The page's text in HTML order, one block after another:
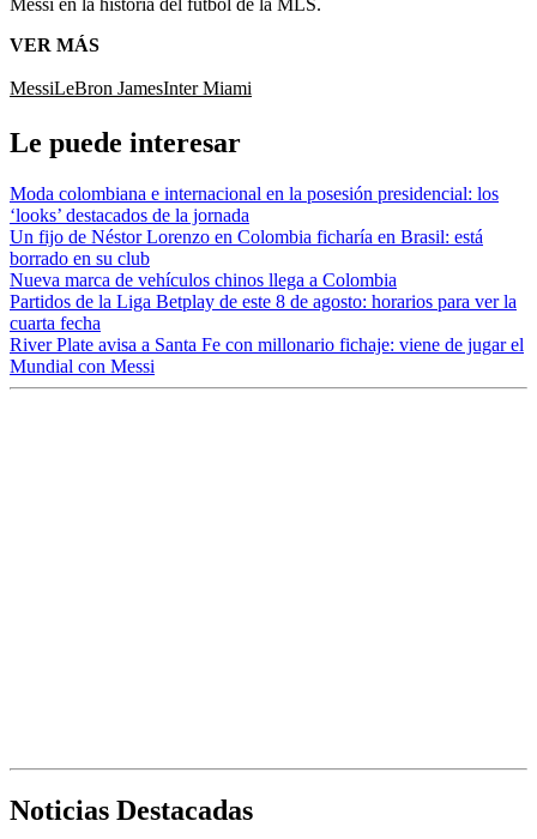
Messi en la historia del fútbol de la MLS.
VER MÁS
MessiLeBron JamesInter Miami
Le puede interesar
Moda colombiana e internacional en la posesión presidencial: los
‘looks’ destacados de la jornada
Un fijo de Néstor Lorenzo en Colombia ficharía en Brasil: está
borrado en su club
Nueva marca de vehículos chinos llega a Colombia
Partidos de la Liga Betplay de este 8 de agosto: horarios para ver la
cuarta fecha
River Plate avisa a Santa Fe con millonario fichaje: viene de jugar el
Mundial con Messi
Noticias Destacadas